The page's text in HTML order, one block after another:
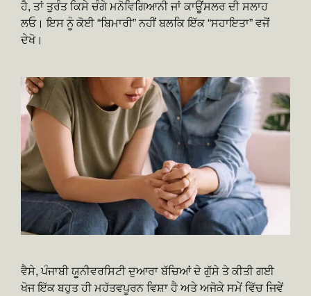
ਹੈ, ਤਾਂ ਤੁਰੰਤ ਕਿਸੇ ਚੰਗੇ ਮਨੋਵਿਗਿਆਨੀ ਜਾਂ ਕਾਊਂਸਲਰ ਦੀ ਸਲਾਹ
ਲਓ। ਇਸ ਨੂੰ ਕੋਈ “ਬਿਮਾਰੀ” ਨਹੀਂ ਬਲਕਿ ਇੱਕ “ਸਹਾਇਤਾ” ਵਜੋਂ
ਦੇਖੋ।
ਵੈਸੇ, ਪੰਜਾਬੀ ਯੂਨੀਵਰਸਿਟੀ ਦੁਆਰਾ ਬੱਚਿਆਂ ਦੇ ਗੁੱਸੇ ਤੇ ਕੀਤੀ ਗਈ
ਖੋਜ ਇੱਕ ਬਹੁਤ ਹੀ ਮਹੱਤਵਪੂਰਨ ਵਿਸ਼ਾ ਹੈ ਅਤੇ ਅਜੋਕੇ ਸਮੇਂ ਵਿੱਚ ਜਿਵੇਂ